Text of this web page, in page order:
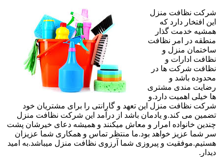
شرکت نظافت منزل
این افتخار دارد که
همشیه خدمت گذار
منطقه در امر نظافت
ساختمان منزل و
نظافت ادارات و
نظافت شرکت ها در
محدوده باشد و
رضایت مندی مشتری
ها خیلی اهمیت دارد.و
شرکت نظافت منزل این تعهد و گارانتی را برای مشتریان خود
تضمین می کند.و یادمان باشد از درآمد این شرکت نظافت منزل
چندین خانواده امرار و معاش میکنند و همیشه دعای خیرشان پشت
سر شما عزیز خواهد بود.ما منتظر تماس و همکاری شما عزیزان
هستیم.موفقیت و پیروزی شما آرزوی نظافت منزل میباشد.به امید
دیدار.